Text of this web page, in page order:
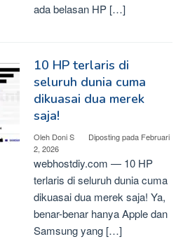
ada belasan HP […]
10 HP terlaris di
seluruh dunia cuma
dikuasai dua merek
saja!
Oleh Doni S Diposting pada Februari
2, 2026
webhostdiy.com — 10 HP
terlaris di seluruh dunia cuma
dikuasai dua merek saja! Ya,
benar-benar hanya Apple dan
Samsung yang […]